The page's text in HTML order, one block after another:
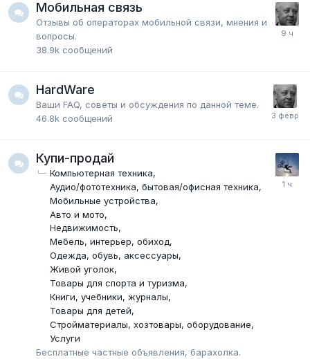
Мобильная связь
Отзывы об операторах мобильной связи, мнения и
вопросы.
38.9k сообщений
HardWare
Ваши FAQ, советы и обсуждения по данной теме.
46.8k сообщений
Купи-продай
Компьютерная техника
Аудио/фототехника, бытовая/офисная техника
Мобильные устройства
Авто и мото
Недвижимость
Мебель, интерьер, обиход
Одежда, обувь, аксессуары
Живой уголок
Товары для спорта и туризма
Книги, учебники, журналы
Товары для детей
Стройматериалы, хозтовары, оборудование
Услуги
Бесплатные частные объявления, барахолка.